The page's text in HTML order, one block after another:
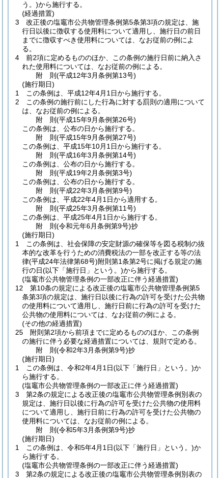
う。)から施行する。
(経過措置)
3
改正後の塩竈市公共物管理条例第5条第3項の規定は、施
行日以後に徴収する使用料について適用し、施行日の前日
までに徴収すべき使用料については、なお従前の例によ
る。
4
前2項に定めるもののほか、この条例の施行日前に納入さ
れた使用料については、なお従前の例による。
附 則(平成12年3月条例第13号)
(施行期日)
1
この条例は、平成12年4月1日から施行する。
2
この条例の施行前にした行為に対する罰則の適用について
は、なお従前の例による。
附 則(平成15年9月条例第26号)
この条例は、公布の日から施行する。
附 則(平成15年9月条例第27号)
この条例は、平成15年10月1日から施行する。
附 則(平成16年3月条例第14号)
この条例は、公布の日から施行する。
附 則(平成19年2月条例第3号)
この条例は、公布の日から施行する。
附 則(平成22年3月条例第9号)
この条例は、平成22年4月1日から適用する。
附 則(平成25年3月条例第11号)
この条例は、平成25年4月1日から施行する。
附 則(令和元年6月条例第9号)抄
(施行期日)
1
この条例は、社会保障の安定財源の確保等を図る税制の抜
本的な改革を行うための消費税法の一部を改正する等の法
律(平成24年法律第68号)附則第1条第2号に掲げる規定の施
行の日(以下「施行日」という。)から施行する。
(塩竈市公共物管理条例の一部改正に伴う経過措置)
12
第10条の規定による改正後の塩竈市公共物管理条例第5
条第3項の規定は、施行日以後に行為の許可を受けた公共物
の使用料について適用し、施行日前に行為の許可を受けた
公共物の使用料については、なお従前の例による。
(その他の経過措置)
25
附則第2項から前項までに定めるもののほか、この条例
の施行に伴う必要な経過措置については、規則で定める。
附 則(令和2年3月条例第9号)抄
(施行期日)
1
この条例は、令和2年4月1日(以下「施行日」という。)か
ら施行する。
(塩竈市公共物管理条例の一部改正に伴う経過措置)
3
第2条の規定による改正後の塩竈市公共物管理条例別表の
規定は、施行日以後に行為の許可を受けた公共物の使用料
について適用し、施行日前に行為の許可を受けた公共物の
使用料については、なお従前の例による。
附 則(令和5年3月条例第9号)抄
(施行期日)
1
この条例は、令和5年4月1日(以下「施行日」という。)か
ら施行する。
(塩竈市公共物管理条例の一部改正に伴う経過措置)
3
第2条の規定による改正後の塩竈市公共物管理条例別表の